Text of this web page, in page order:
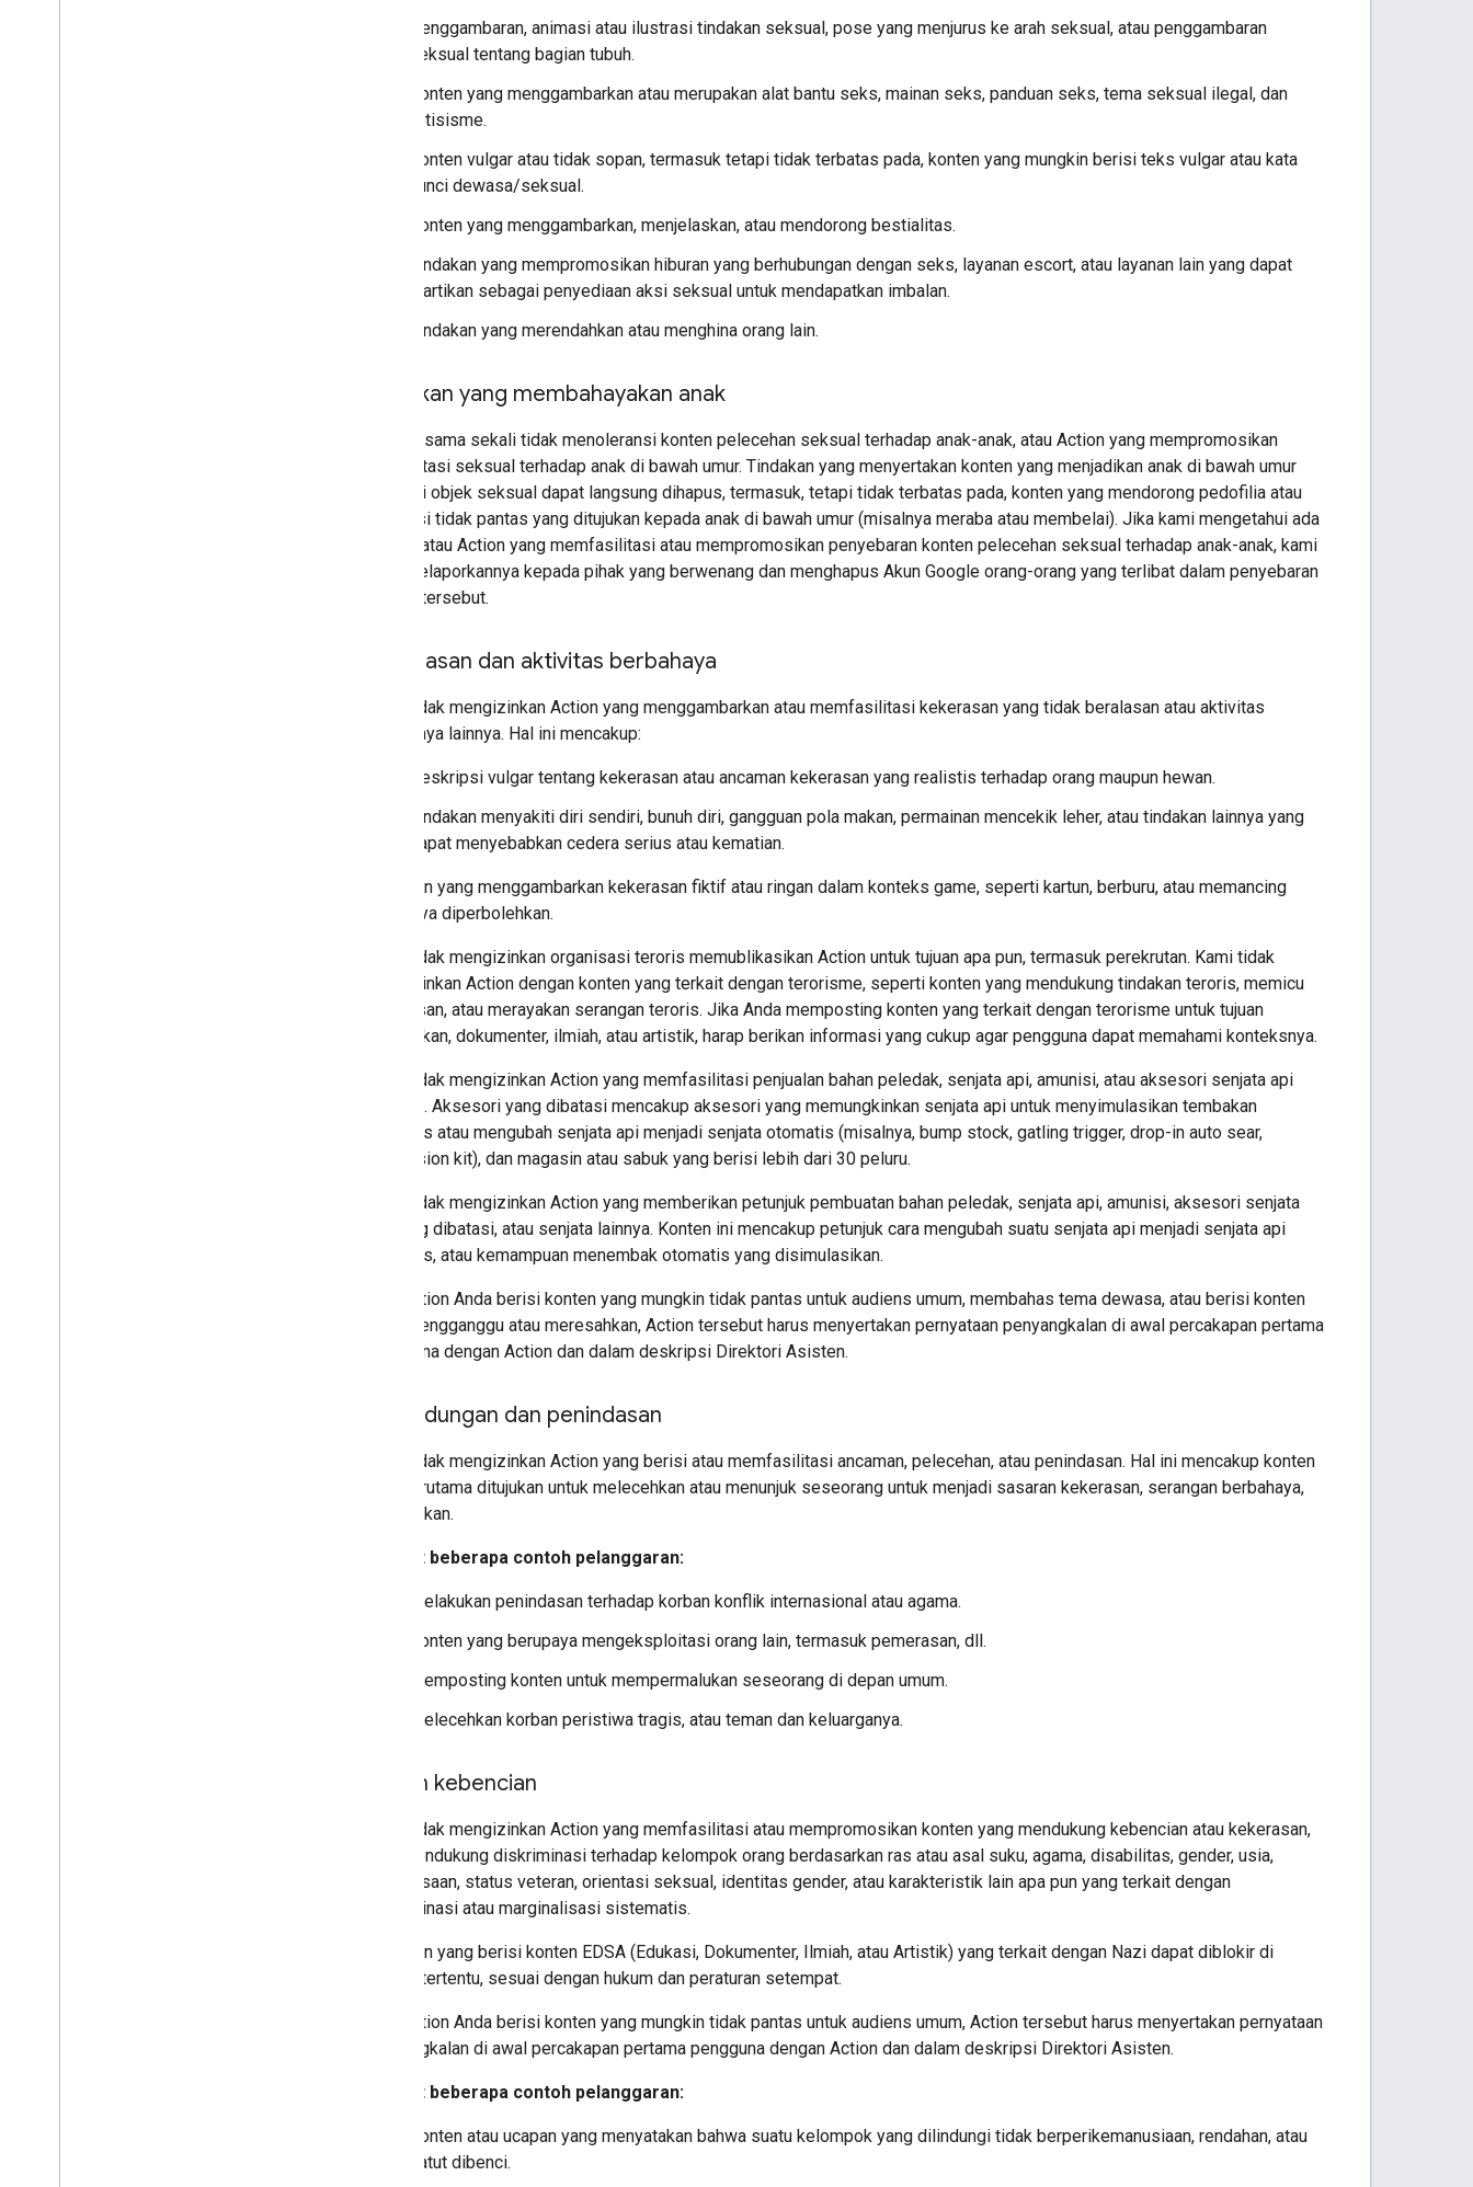
Penggambaran, animasi atau ilustrasi tindakan seksual, pose yang menjurus ke arah seksual, atau penggambaran
seksual tentang bagian tubuh.
Konten yang menggambarkan atau merupakan alat bantu seks, mainan seks, panduan seks, tema seksual ilegal, dan
fetisisme.
Konten vulgar atau tidak sopan, termasuk tetapi tidak terbatas pada, konten yang mungkin berisi teks vulgar atau kata
kunci dewasa/seksual.
Konten yang menggambarkan, menjelaskan, atau mendorong bestialitas.
Tindakan yang mempromosikan hiburan yang berhubungan dengan seks, layanan escort, atau layanan lain yang dapat
diartikan sebagai penyediaan aksi seksual untuk mendapatkan imbalan.
Tindakan yang merendahkan atau menghina orang lain.
Tindakan yang membahayakan anak
Google sama sekali tidak menoleransi konten pelecehan seksual terhadap anak-anak, atau Action yang mempromosikan
eksploitasi seksual terhadap anak di bawah umur. Tindakan yang menyertakan konten yang menjadikan anak di bawah umur
sebagai objek seksual dapat langsung dihapus, termasuk, tetapi tidak terbatas pada, konten yang mendorong pedofilia atau
interaksi tidak pantas yang ditujukan kepada anak di bawah umur (misalnya meraba atau membelai). Jika kami mengetahui ada
konten atau Action yang memfasilitasi atau mempromosikan penyebaran konten pelecehan seksual terhadap anak-anak, kami
akan melaporkannya kepada pihak yang berwenang dan menghapus Akun Google orang-orang yang terlibat dalam penyebaran
konten tersebut.
Kekerasan dan aktivitas berbahaya
Kami tidak mengizinkan Action yang menggambarkan atau memfasilitasi kekerasan yang tidak beralasan atau aktivitas
berbahaya lainnya. Hal ini mencakup:
Deskripsi vulgar tentang kekerasan atau ancaman kekerasan yang realistis terhadap orang maupun hewan.
Tindakan menyakiti diri sendiri, bunuh diri, gangguan pola makan, permainan mencekik leher, atau tindakan lainnya yang
dapat menyebabkan cedera serius atau kematian.
Tindakan yang menggambarkan kekerasan fiktif atau ringan dalam konteks game, seperti kartun, berburu, atau memancing
umumnya diperbolehkan.
Kami tidak mengizinkan organisasi teroris memublikasikan Action untuk tujuan apa pun, termasuk perekrutan. Kami tidak
mengizinkan Action dengan konten yang terkait dengan terorisme, seperti konten yang mendukung tindakan teroris, memicu
kekerasan, atau merayakan serangan teroris. Jika Anda memposting konten yang terkait dengan terorisme untuk tujuan
pendidikan, dokumenter, ilmiah, atau artistik, harap berikan informasi yang cukup agar pengguna dapat memahami konteksnya.
Kami tidak mengizinkan Action yang memfasilitasi penjualan bahan peledak, senjata api, amunisi, atau aksesori senjata api
tertentu. Aksesori yang dibatasi mencakup aksesori yang memungkinkan senjata api untuk menyimulasikan tembakan
otomatis atau mengubah senjata api menjadi senjata otomatis (misalnya, bump stock, gatling trigger, drop-in auto sear,
conversion kit), dan magasin atau sabuk yang berisi lebih dari 30 peluru.
Kami tidak mengizinkan Action yang memberikan petunjuk pembuatan bahan peledak, senjata api, amunisi, aksesori senjata
api yang dibatasi, atau senjata lainnya. Konten ini mencakup petunjuk cara mengubah suatu senjata api menjadi senjata api
otomatis, atau kemampuan menembak otomatis yang disimulasikan.
Jika Action Anda berisi konten yang mungkin tidak pantas untuk audiens umum, membahas tema dewasa, atau berisi konten
yang mengganggu atau meresahkan, Action tersebut harus menyertakan pernyataan penyangkalan di awal percakapan pertama
pengguna dengan Action dan dalam deskripsi Direktori Asisten.
Perundungan dan penindasan
Kami tidak mengizinkan Action yang berisi atau memfasilitasi ancaman, pelecehan, atau penindasan. Hal ini mencakup konten
yang terutama ditujukan untuk melecehkan atau menunjuk seseorang untuk menjadi sasaran kekerasan, serangan berbahaya,
atau ejekan.
Berikut beberapa contoh pelanggaran:
Melakukan penindasan terhadap korban konflik internasional atau agama.
Konten yang berupaya mengeksploitasi orang lain, termasuk pemerasan, dll.
Memposting konten untuk mempermalukan seseorang di depan umum.
Melecehkan korban peristiwa tragis, atau teman dan keluarganya.
Ujaran kebencian
Kami tidak mengizinkan Action yang memfasilitasi atau mempromosikan konten yang mendukung kebencian atau kekerasan,
atau mendukung diskriminasi terhadap kelompok orang berdasarkan ras atau asal suku, agama, disabilitas, gender, usia,
kebangsaan, status veteran, orientasi seksual, identitas gender, atau karakteristik lain apa pun yang terkait dengan
diskriminasi atau marginalisasi sistematis.
Tindakan yang berisi konten EDSA (Edukasi, Dokumenter, Ilmiah, atau Artistik) yang terkait dengan Nazi dapat diblokir di
negara tertentu, sesuai dengan hukum dan peraturan setempat.
Jika Action Anda berisi konten yang mungkin tidak pantas untuk audiens umum, Action tersebut harus menyertakan pernyataan
penyangkalan di awal percakapan pertama pengguna dengan Action dan dalam deskripsi Direktori Asisten.
Berikut beberapa contoh pelanggaran:
Konten atau ucapan yang menyatakan bahwa suatu kelompok yang dilindungi tidak berperikemanusiaan, rendahan, atau
patut dibenci.